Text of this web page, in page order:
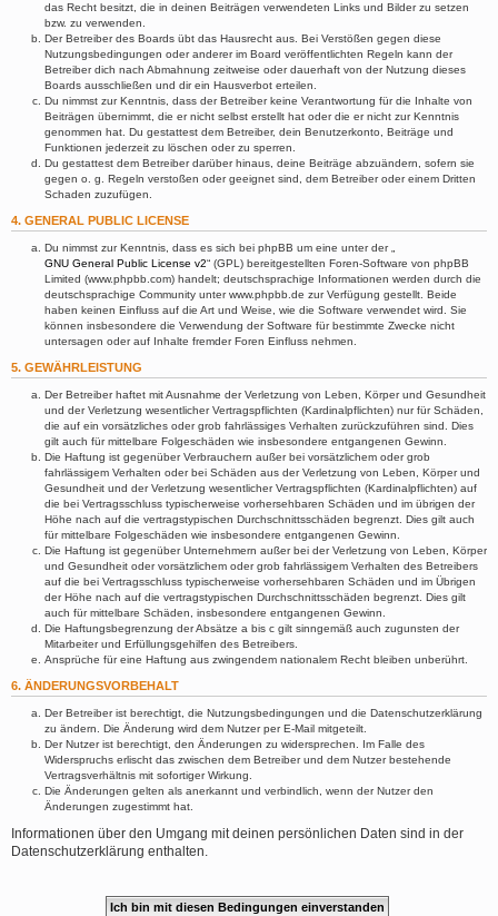
das Recht besitzt, die in deinen Beiträgen verwendeten Links und Bilder zu setzen
bzw. zu verwenden.
Der Betreiber des Boards übt das Hausrecht aus. Bei Verstößen gegen diese
Nutzungsbedingungen oder anderer im Board veröffentlichten Regeln kann der
Betreiber dich nach Abmahnung zeitweise oder dauerhaft von der Nutzung dieses
Boards ausschließen und dir ein Hausverbot erteilen.
Du nimmst zur Kenntnis, dass der Betreiber keine Verantwortung für die Inhalte von
Beiträgen übernimmt, die er nicht selbst erstellt hat oder die er nicht zur Kenntnis
genommen hat. Du gestattest dem Betreiber, dein Benutzerkonto, Beiträge und
Funktionen jederzeit zu löschen oder zu sperren.
Du gestattest dem Betreiber darüber hinaus, deine Beiträge abzuändern, sofern sie
gegen o. g. Regeln verstoßen oder geeignet sind, dem Betreiber oder einem Dritten
Schaden zuzufügen.
4. GENERAL PUBLIC LICENSE
Du nimmst zur Kenntnis, dass es sich bei phpBB um eine unter der „
GNU General Public License v2“ (GPL) bereitgestellten Foren-Software von phpBB
Limited (www.phpbb.com) handelt; deutschsprachige Informationen werden durch die
deutschsprachige Community unter www.phpbb.de zur Verfügung gestellt. Beide
haben keinen Einfluss auf die Art und Weise, wie die Software verwendet wird. Sie
können insbesondere die Verwendung der Software für bestimmte Zwecke nicht
untersagen oder auf Inhalte fremder Foren Einfluss nehmen.
5. GEWÄHRLEISTUNG
Der Betreiber haftet mit Ausnahme der Verletzung von Leben, Körper und Gesundheit
und der Verletzung wesentlicher Vertragspflichten (Kardinalpflichten) nur für Schäden,
die auf ein vorsätzliches oder grob fahrlässiges Verhalten zurückzuführen sind. Dies
gilt auch für mittelbare Folgeschäden wie insbesondere entgangenen Gewinn.
Die Haftung ist gegenüber Verbrauchern außer bei vorsätzlichem oder grob
fahrlässigem Verhalten oder bei Schäden aus der Verletzung von Leben, Körper und
Gesundheit und der Verletzung wesentlicher Vertragspflichten (Kardinalpflichten) auf
die bei Vertragsschluss typischerweise vorhersehbaren Schäden und im übrigen der
Höhe nach auf die vertragstypischen Durchschnittsschäden begrenzt. Dies gilt auch
für mittelbare Folgeschäden wie insbesondere entgangenen Gewinn.
Die Haftung ist gegenüber Unternehmern außer bei der Verletzung von Leben, Körper
und Gesundheit oder vorsätzlichem oder grob fahrlässigem Verhalten des Betreibers
auf die bei Vertragsschluss typischerweise vorhersehbaren Schäden und im Übrigen
der Höhe nach auf die vertragstypischen Durchschnittsschäden begrenzt. Dies gilt
auch für mittelbare Schäden, insbesondere entgangenen Gewinn.
Die Haftungsbegrenzung der Absätze a bis c gilt sinngemäß auch zugunsten der
Mitarbeiter und Erfüllungsgehilfen des Betreibers.
Ansprüche für eine Haftung aus zwingendem nationalem Recht bleiben unberührt.
6. ÄNDERUNGSVORBEHALT
Der Betreiber ist berechtigt, die Nutzungsbedingungen und die Datenschutzerklärung
zu ändern. Die Änderung wird dem Nutzer per E-Mail mitgeteilt.
Der Nutzer ist berechtigt, den Änderungen zu widersprechen. Im Falle des
Widerspruchs erlischt das zwischen dem Betreiber und dem Nutzer bestehende
Vertragsverhältnis mit sofortiger Wirkung.
Die Änderungen gelten als anerkannt und verbindlich, wenn der Nutzer den
Änderungen zugestimmt hat.
Informationen über den Umgang mit deinen persönlichen Daten sind in der
Datenschutzerklärung enthalten.